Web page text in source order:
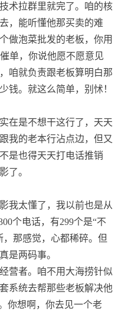
术拉群里就完了。咱的核
，能听懂他那买卖的难
做泡菜批发的老板，你用
单，你说他愿不愿意见
咱就负责跟老板算明白那
钱。就这么简单，别怵！
在是不想干这行了，天天
我的老本行沾点边，但又
是也得天天打电话推销
了。
我太懂了，我以前也是从
个电话，有299个是“不
那感觉，心都稀碎。但
是两码事。
营者。咱不用大海捞针似
系统去帮那些老板解决他
你想啊，你去见一个老